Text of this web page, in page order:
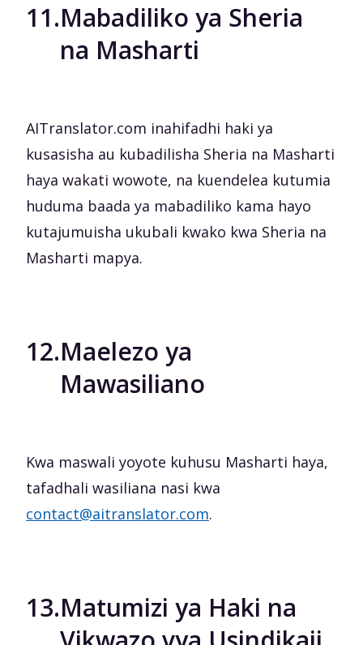
11.Mabadiliko ya Sheria
na Masharti
AITranslator.com inahifadhi haki ya
kusasisha au kubadilisha Sheria na Masharti
haya wakati wowote, na kuendelea kutumia
huduma baada ya mabadiliko kama hayo
kutajumuisha ukubali kwako kwa Sheria na
Masharti mapya.
12.Maelezo ya
Mawasiliano
Kwa maswali yoyote kuhusu Masharti haya,
tafadhali wasiliana nasi kwa
contact@aitranslator.com.
13.Matumizi ya Haki na